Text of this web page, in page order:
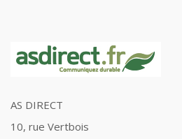
AS DIRECT
10, rue Vertbois